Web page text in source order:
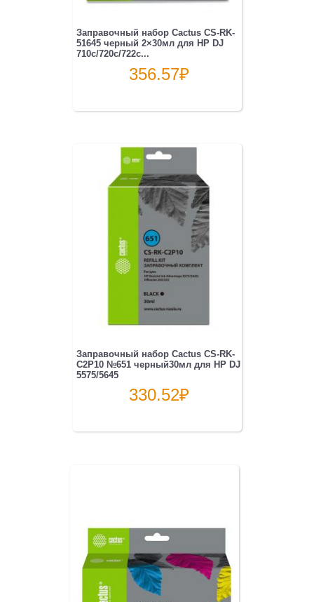
Заправочный набор Cactus CS-RK-
51645 черный 2×30мл для HP DJ
710c/720c/722c...
356.57₽
Заправочный набор Cactus CS-RK-
C2P10 №651 черный30мл для HP DJ
5575/5645
330.52₽